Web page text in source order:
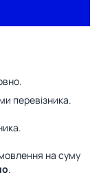
перевізника.
на суму
.